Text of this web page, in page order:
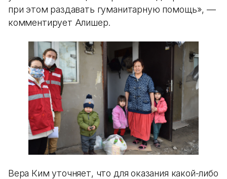
при этом раздавать гуманитарную помощь», —
комментирует Алишер.
Вера Ким уточняет, что для оказания какой-либо